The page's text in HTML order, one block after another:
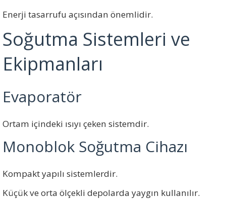
Enerji tasarrufu açısından önemlidir.
Soğutma Sistemleri ve
Ekipmanları
Evaporatör
Ortam içindeki ısıyı çeken sistemdir.
Monoblok Soğutma Cihazı
Kompakt yapılı sistemlerdir.
Küçük ve orta ölçekli depolarda yaygın kullanılır.